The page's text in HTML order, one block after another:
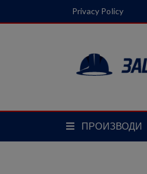
Privacy Policy
ПРОИЗВОДИ